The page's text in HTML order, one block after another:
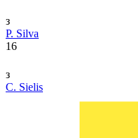
з
P. Silva
16
з
C. Sielis